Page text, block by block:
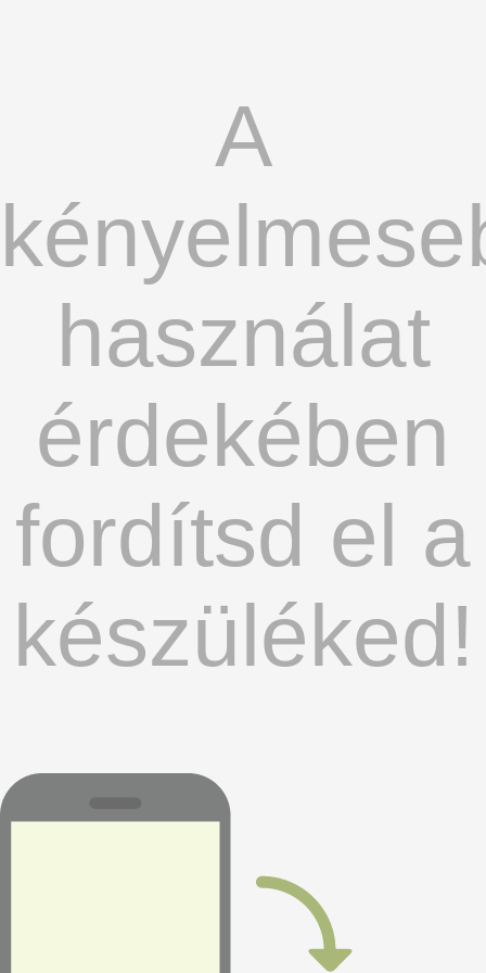
A
használat
érdekében
fordítsd el a
készüléked!